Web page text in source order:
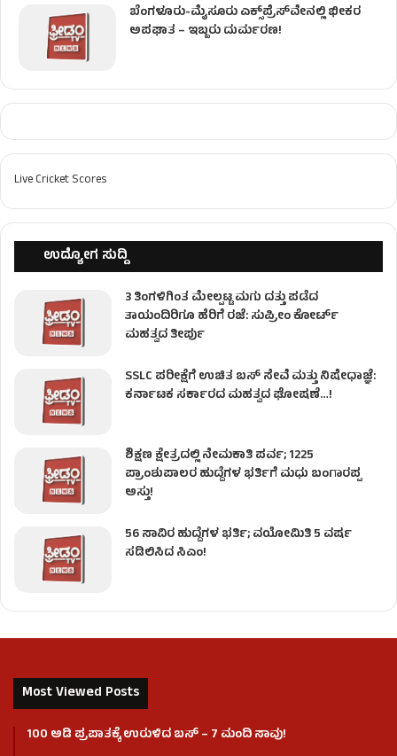
ಬೆಂಗಳೂರು-ಮೈಸೂರು ಎಕ್ಸ್‌ಪ್ರೆಸ್‌ವೇನಲ್ಲಿ ಭೀಕರ
ಅಪಘಾತ – ಇಬ್ಬರು ದುರ್ಮರಣ!
Live Cricket Scores
ಉದ್ಯೋಗ ಸುದ್ದಿ
3 ತಿಂಗಳಿಗಿಂತ ಮೇಲ್ಪಟ್ಟ ಮಗು ದತ್ತು ಪಡೆದ
ತಾಯಂದಿರಿಗೂ ಹೆರಿಗೆ ರಜೆ: ಸುಪ್ರೀಂ ಕೋರ್ಟ್
ಮಹತ್ವದ ತೀರ್ಪು
SSLC ಪರೀಕ್ಷೆಗೆ ಉಚಿತ ಬಸ್ ಸೇವೆ ಮತ್ತು ನಿಷೇಧಾಜ್ಞೆ:
ಕರ್ನಾಟಕ ಸರ್ಕಾರದ ಮಹತ್ವದ ಘೋಷಣೆ…!
ಶಿಕ್ಷಣ ಕ್ಷೇತ್ರದಲ್ಲಿ ನೇಮಕಾತಿ ಪರ್ವ; 1225
ಪ್ರಾಂಶುಪಾಲರ ಹುದ್ದೆಗಳ ಭರ್ತಿಗೆ ಮಧು ಬಂಗಾರಪ್ಪ
ಅಸ್ತು!
56 ಸಾವಿರ ಹುದ್ದೆಗಳ ಭರ್ತಿ; ವಯೋಮಿತಿ 5 ವರ್ಷ
ಸಡಿಲಿಸಿದ ಸಿಎಂ!
Most Viewed Posts
100 ಅಡಿ ಪ್ರಪಾತಕ್ಕೆ ಉರುಳಿದ ಬಸ್‌ – 7 ಮಂದಿ ಸಾವು!